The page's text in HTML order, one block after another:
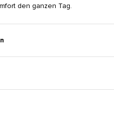
den ganzen Tag.